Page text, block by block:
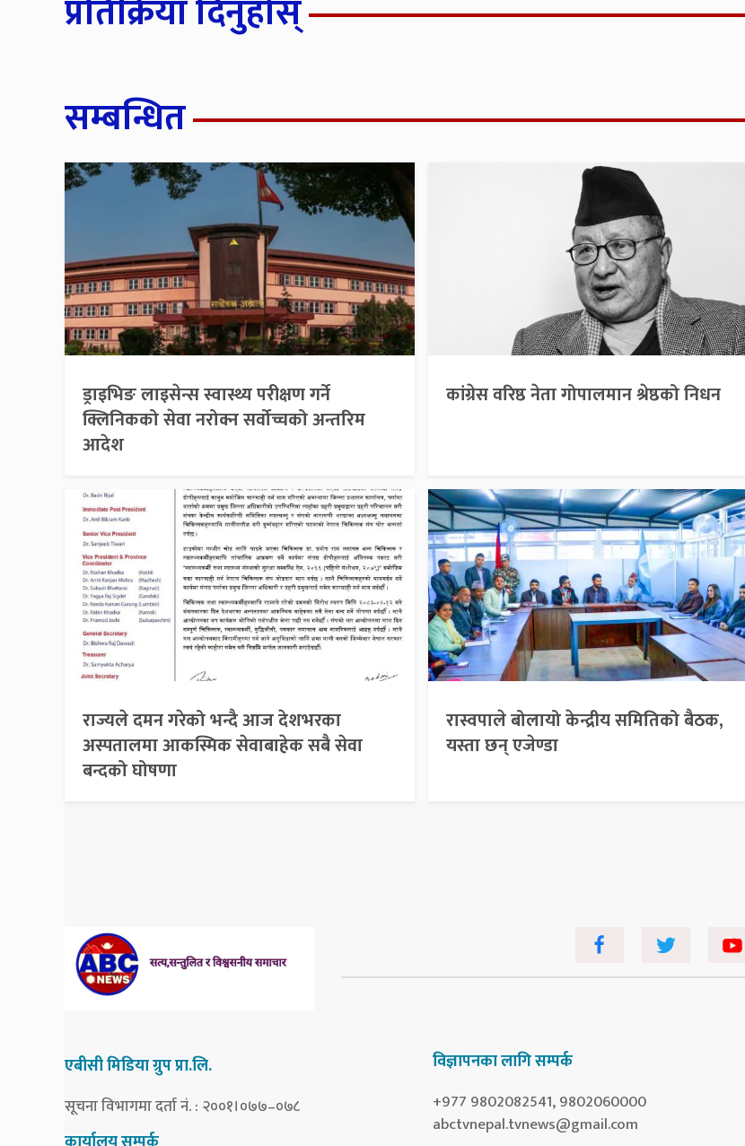
प्रतिक्रिया दिनुहोस्
सम्बन्धित
ड्राइभिङ लाइसेन्स स्वास्थ्य परीक्षण गर्ने
क्लिनिकको सेवा नरोक्न सर्वोच्चको अन्तरिम
आदेश
कांग्रेस वरिष्ठ नेता गोपालमान श्रेष्ठको निधन
राज्यले दमन गरेको भन्दै आज देशभरका
अस्पतालमा आकस्मिक सेवाबाहेक सबै सेवा
बन्दको घोषणा
रास्वपाले बोलायो केन्द्रीय समितिको बैठक,
यस्ता छन् एजेण्डा
एबीसी मिडिया ग्रुप प्रा.लि.
सूचना विभागमा दर्ता नं. : २००१।०७७–०७८
विज्ञापनका लागि सम्पर्क
+977 9802082541, 9802060000
abctvnepal.tvnews@gmail.com